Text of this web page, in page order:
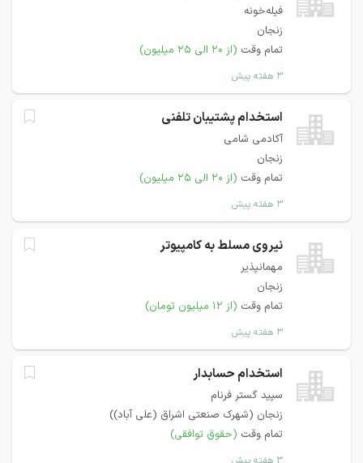
فیله‌خونه
زنجان
تمام وقت (از ۲۰ الی ۲۵ میلیون)
۳ هفته پیش
استخدام پشتیبان تلفنی
آکادمی شامی
زنجان
تمام وقت (از ۲۰ الی ۲۵ میلیون)
۳ هفته پیش
نیروی مسلط به کامپيوتر
مهمانپذیر
زنجان
تمام وقت (از ۱۲ میلیون تومان)
۳ هفته پیش
استخدام حسابدار
سپید گستر فرنام
زنجان (شهرک صنعتی اشراق (علی آباد))
تمام وقت (حقوق توافقی)